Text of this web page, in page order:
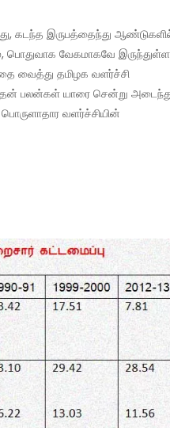
பொதுவாக வேகமாகவே
வைத்து தமிழக வளர்ச்சி
அதன் பலன்கள் யாரை சென்று
வளர்ச்சியின்